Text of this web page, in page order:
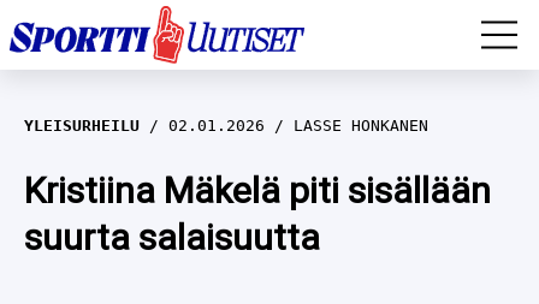
EM-YLEISURHEILU
JÄÄKIEKKO
YLEISURHEILU
YLEISURHEILU 02.01.2026 LASSE HONKANEN
Kristiina Mäkelä piti sisällään
suurta salaisuutta